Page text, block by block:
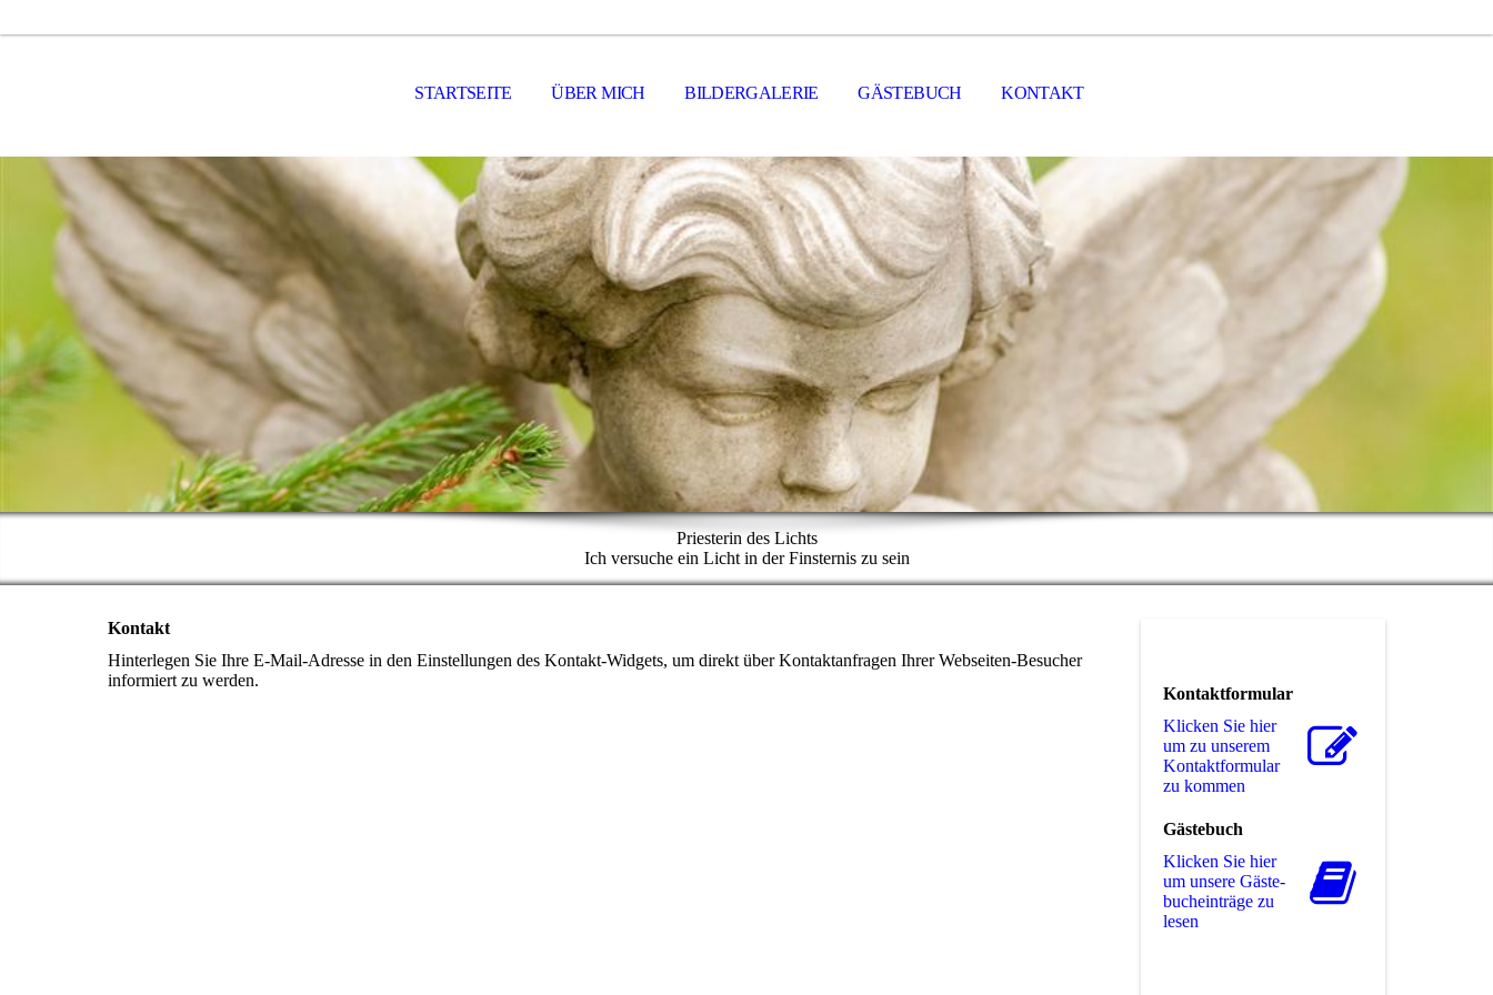
STARTSEITE ÜBER MICH BILDERGALERIE GÄSTEBUCH KONTAKT
Priesterin des Lichts
Ich versuche ein Licht in der Finsternis zu sein
Kontakt
Hinterlegen Sie Ihre E-Mail-Adresse in den Einstellungen des Kontakt-Widgets, um direkt über Kontaktanfragen Ihrer Webseiten-Besucher
informiert zu werden.
Kontaktformular
Klicken Sie hier
um zu unserem
Kon­takt­for­mu­lar
zu kommen
Gästebuch
Klicken Sie hier
um unsere Gäs­te­
buch­ein­trä­ge zu
lesen